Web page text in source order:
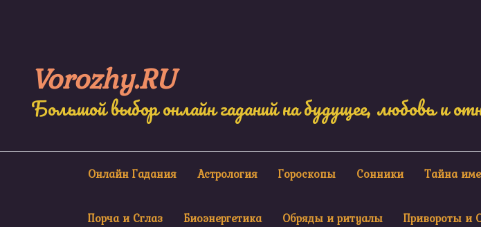
Vorozhy.RU
Большой выбор онлайн гаданий на будущее, любовь и
Онлайн Гадания Астрология Гороскопы Сонники Тайна
Порча и Сглаз Биоэнергетика Обряды и ритуалы Привороты и